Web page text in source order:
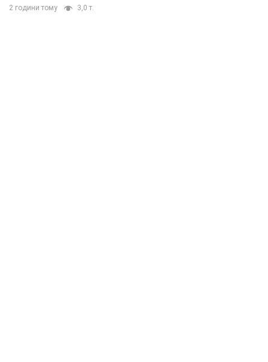
2 години тому 3,0 т.